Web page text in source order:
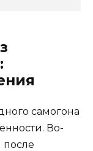
самогона
Во-
после